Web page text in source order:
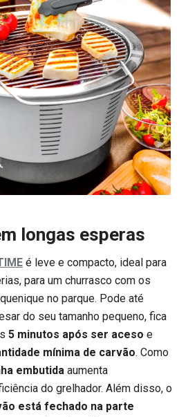
longas esperas
é leve e compacto, ideal para
para um churrasco com os
no parque. Pode até
do seu tamanho pequeno, fica
5 minutos após ser aceso e
mínima de carvão. Como
embutida aumenta
do grelhador. Além disso, o
está fechado na parte